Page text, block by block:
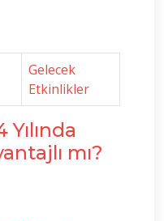
Gelecek
Etkinlikler
mı?